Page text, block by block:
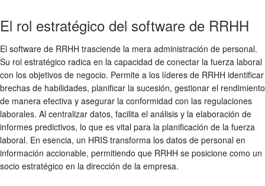
El rol estratégico del software de RRHH
El software de RRHH trasciende la mera administración de personal.
Su rol estratégico radica en la capacidad de conectar la fuerza laboral
con los objetivos de negocio. Permite a los líderes de RRHH identificar
brechas de habilidades, planificar la sucesión, gestionar el rendimiento
de manera efectiva y asegurar la conformidad con las regulaciones
laborales. Al centralizar datos, facilita el análisis y la elaboración de
informes predictivos, lo que es vital para la planificación de la fuerza
laboral. En esencia, un HRIS transforma los datos de personal en
información accionable, permitiendo que RRHH se posicione como un
socio estratégico en la dirección de la empresa.